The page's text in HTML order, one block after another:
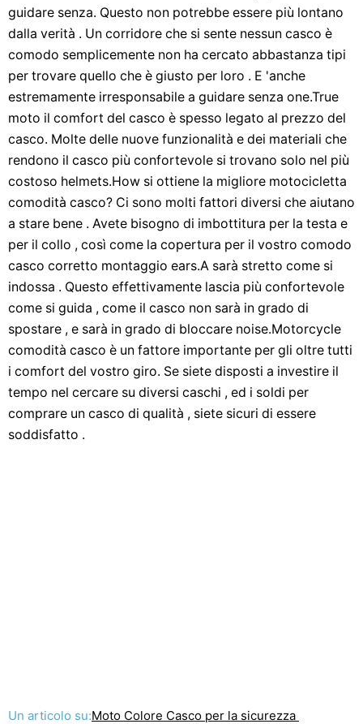
guidare senza. Questo non potrebbe essere più lontano
dalla verità . Un corridore che si sente nessun casco è
comodo semplicemente non ha cercato abbastanza tipi
per trovare quello che è giusto per loro . E 'anche
estremamente irresponsabile a guidare senza one.True
moto il comfort del casco è spesso legato al prezzo del
casco. Molte delle nuove funzionalità e dei materiali che
rendono il casco più confortevole si trovano solo nel più
costoso helmets.How si ottiene la migliore motocicletta
comodità casco? Ci sono molti fattori diversi che aiutano
a stare bene . Avete bisogno di imbottitura per la testa e
per il collo , così come la copertura per il vostro comodo
casco corretto montaggio ears.A sarà stretto come si
indossa . Questo effettivamente lascia più confortevole
come si guida , come il casco non sarà in grado di
spostare , e sarà in grado di bloccare noise.Motorcycle
comodità casco è un fattore importante per gli oltre tutti
i comfort del vostro giro. Se siete disposti a investire il
tempo nel cercare su diversi caschi , ed i soldi per
comprare un casco di qualità , siete sicuri di essere
soddisfatto .
Un articolo su:Moto Colore Casco per la sicurezza